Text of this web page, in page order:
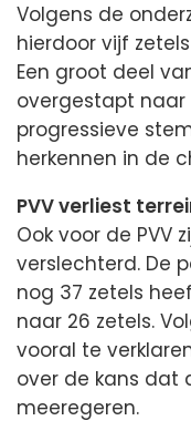
Volgens de
hierdoor vijf
Een groot deel
overgestapt naar
progressieve
herkennen in de
PVV verliest
Ook voor de PVV
verslechterd. De
nog 37 zetels
naar 26 zetels.
vooral te
over de kans dat
meeregeren.